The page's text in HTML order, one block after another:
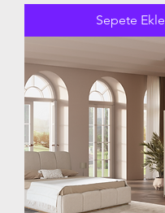
Sepete Ekle